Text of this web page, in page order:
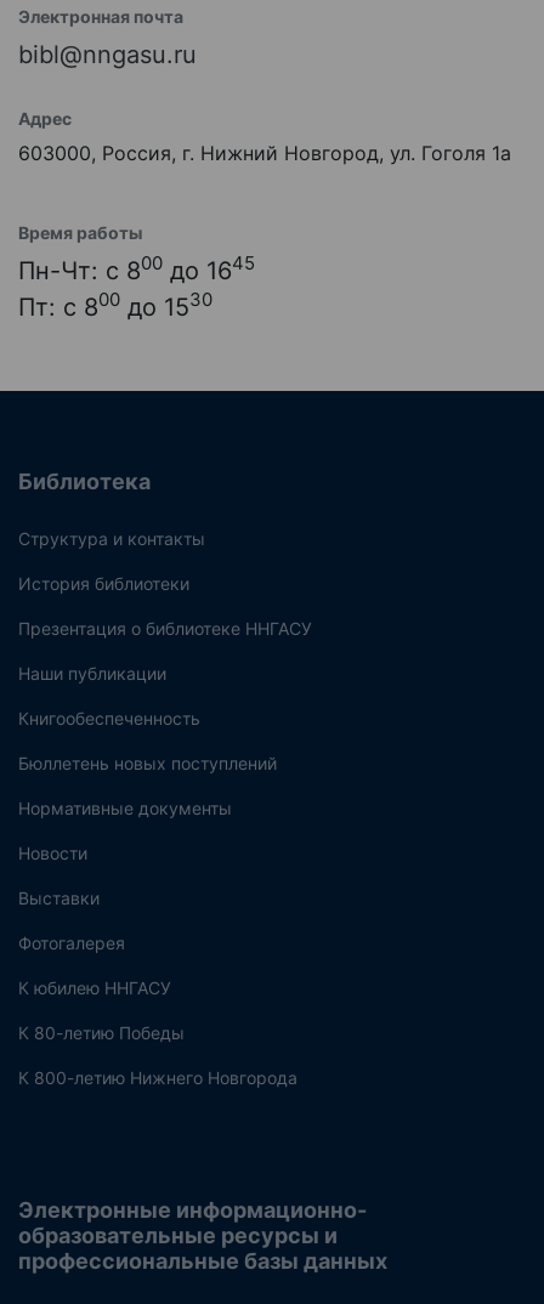
Электронная почта
bibl@nngasu.ru
Адрес
603000, Россия, г. Нижний Новгород, ул. Гоголя 1а
Время работы
Пн-Чт: с 800 до 1645
Пт: с 800 до 1530
Библиотека
Структура и контакты
История библиотеки
Презентация о библиотеке ННГАСУ
Наши публикации
Книгообеспеченность
Бюллетень новых поступлений
Нормативные документы
Новости
Выставки
Фотогалерея
К юбилею ННГАСУ
К 80-летию Победы
К 800-летию Нижнего Новгорода
Электронные информационно-
образовательные ресурсы и
профессиональные базы данных